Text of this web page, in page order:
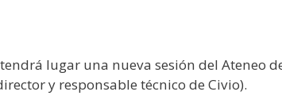
tendrá lugar una nueva sesión del Ateneo
y responsable técnico de Civio).